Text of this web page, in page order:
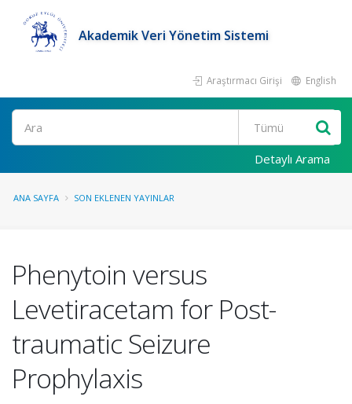
Akademik Veri Yönetim Sistemi
Araştırmacı Girişi English
Ara
Detaylı Arama
ANA SAYFA SON EKLENEN YAYINLAR
Phenytoin versus
Levetiracetam for Post-
traumatic Seizure
Prophylaxis